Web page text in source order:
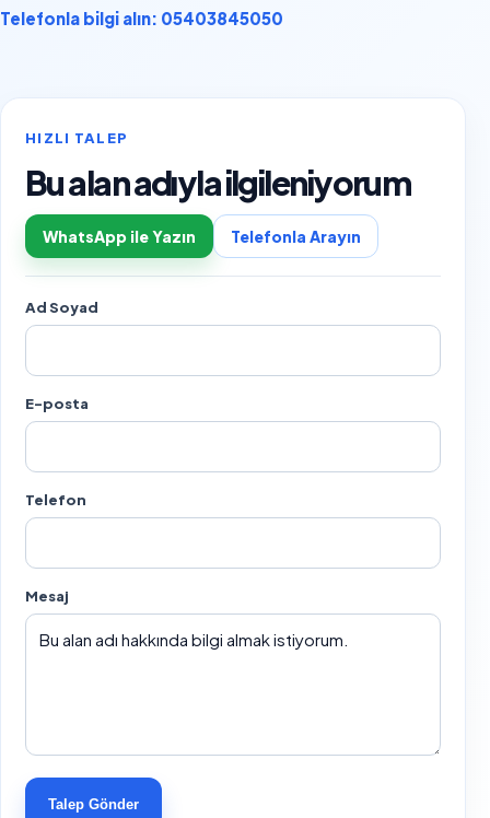
Telefonla bilgi alın: 05403845050
HIZLI TALEP
Bu alan adıyla ilgileniyorum
WhatsApp ile Yazın Telefonla Arayın
Ad Soyad
E-posta
Telefon
Mesaj
Talep Gönder